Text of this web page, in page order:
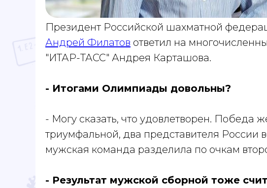
Президент Российской шахматной
Андрей Филатов ответил на
"ИТАР-ТАСС" Андрея Карташова.
- Итогами Олимпиады довольны?
- Могу сказать, что удовлетворен. Победа
триумфальной, два представителя
мужская команда разделила по очкам
- Результат мужской сборной тоже